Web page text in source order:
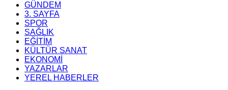
GÜNDEM
3. SAYFA
SPOR
SAĞLIK
EĞİTİM
KÜLTÜR SANAT
EKONOMİ
YAZARLAR
YEREL HABERLER